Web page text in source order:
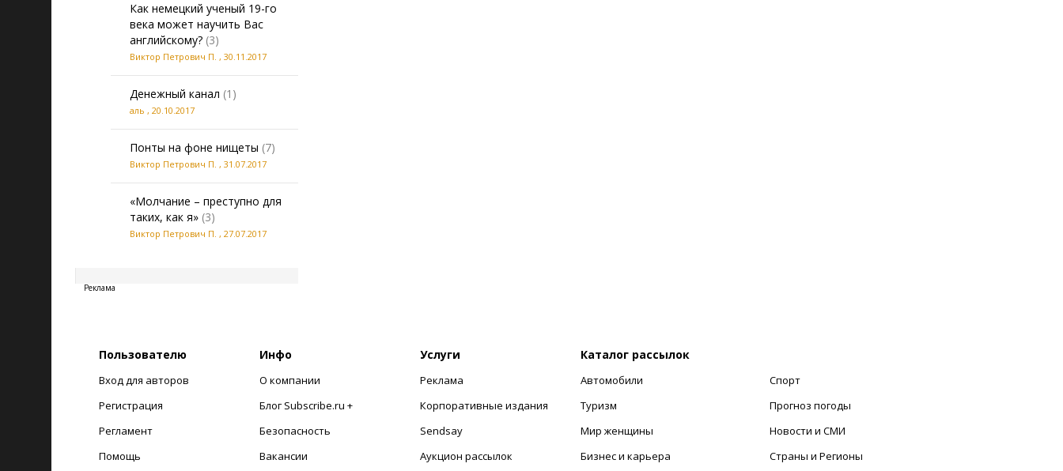
Как немецкий ученый 19-го
века может научить Вас
английскому? (3)
Виктор Петрович П. , 30.11.2017
Денежный канал (1)
аль , 20.10.2017
Понты на фоне нищеты (7)
Виктор Петрович П. , 31.07.2017
«Молчание – преступно для
таких, как я» (3)
Виктор Петрович П. , 27.07.2017
Реклама
Пользователю
Вход для авторов
Регистрация
Регламент
Помощь
Инфо
О компании
Блог Subscribe.ru +
Безопасность
Вакансии
Услуги
Реклама
Корпоративные издания
Sendsay
Аукцион рассылок
Каталог рассылок
Автомобили
Туризм
Мир женщины
Бизнес и карьера
Спорт
Прогноз погоды
Новости и СМИ
Страны и Регионы